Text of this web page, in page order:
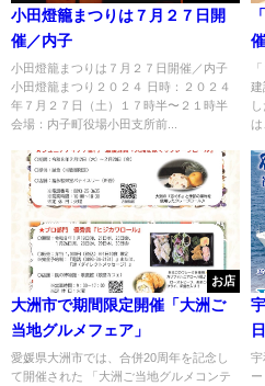
小田燈籠まつりは７月２７日開
催／内子
小田燈籠まつりは７月２７日開催／内子
小田燈籠まつり２０２４ 日時：２０２４
年７月２７日（土）１７時半〜２１時半
会場：内子町役場小田支所前...
建
お店
大洲市で期間限定開催「大洲ご
当地グルメフェア」
愛媛県大洲市では、合併20周年を記念し
て開催された 「大洲ご当地グルメコンテ
宇